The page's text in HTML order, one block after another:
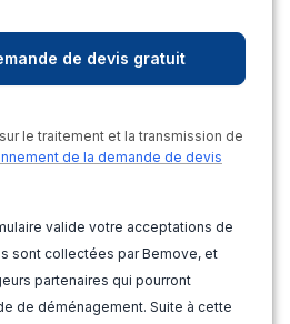
le traitement et la transmission de
de la demande de devis
valide votre acceptations de
sont collectées par Bemove, et
partenaires qui pourront
de déménagement. Suite à cette